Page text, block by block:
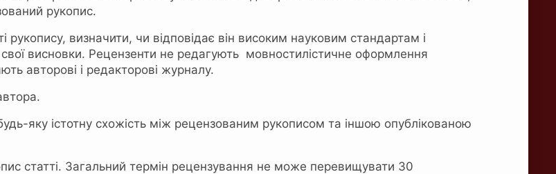
рукопис.
рукопису, визначити, чи відповідає він високим науковим стандартам і
висновки. Рецензенти не редагують мовностилістичне оформлення
авторові і редакторові журналу.
яку істотну схожість між рецензованим рукописом та іншою опублікованою
статті. Загальний термін рецензування не може перевищувати 30